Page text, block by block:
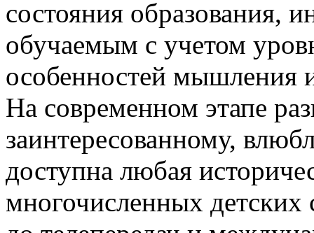
состояния образования,
обучаемым с учетом
особенностей мышления
На современном этапе
заинтересованному,
доступна любая
многочисленных детских